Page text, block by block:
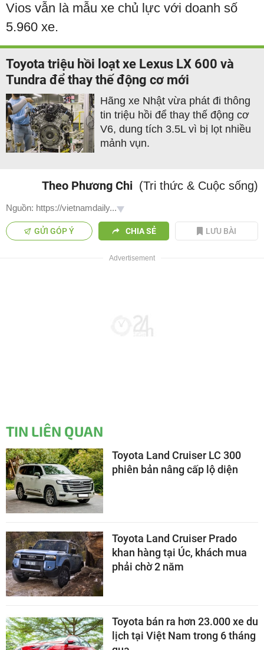
Vios vẫn là mẫu xe chủ lực với doanh số
5.960 xe.
Toyota triệu hồi loạt xe Lexus LX 600 và
Tundra để thay thế động cơ mới
Hãng xe Nhật vừa phát đi thông
tin triệu hồi để thay thế động cơ
V6, dung tích 3.5L vì bị lọt nhiều
mảnh vụn.
Theo Phương Chi (Tri thức & Cuộc sống)
Nguồn: https://vietnamdaily...
GỬI GÓP Ý CHIA SẺ LƯU BÀI
TIN LIÊN QUAN
Toyota Land Cruiser LC 300
phiên bản nâng cấp lộ diện
Toyota Land Cruiser Prado
khan hàng tại Úc, khách mua
phải chờ 2 năm
Toyota bán ra hơn 23.000 xe du
lịch tại Việt Nam trong 6 tháng